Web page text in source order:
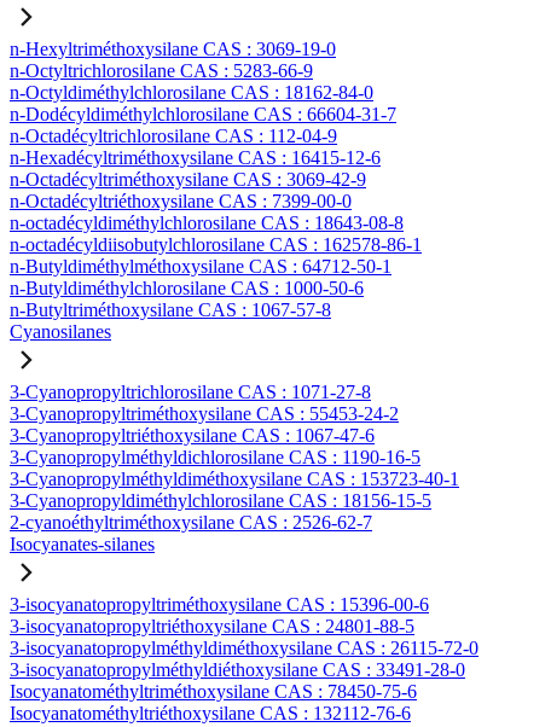
n-Hexyltriméthoxysilane CAS : 3069-19-0
n-Octyltrichlorosilane CAS : 5283-66-9
n-Octyldiméthylchlorosilane CAS : 18162-84-0
n-Dodécyldiméthylchlorosilane CAS : 66604-31-7
n-Octadécyltrichlorosilane CAS : 112-04-9
n-Hexadécyltriméthoxysilane CAS : 16415-12-6
n-Octadécyltriméthoxysilane CAS : 3069-42-9
n-Octadécyltriéthoxysilane CAS : 7399-00-0
n-octadécyldiméthylchlorosilane CAS : 18643-08-8
n-octadécyldiisobutylchlorosilane CAS : 162578-86-1
n-Butyldiméthylméthoxysilane CAS : 64712-50-1
n-Butyldiméthylchlorosilane CAS : 1000-50-6
n-Butyltriméthoxysilane CAS : 1067-57-8
Cyanosilanes
3-Cyanopropyltrichlorosilane CAS : 1071-27-8
3-Cyanopropyltriméthoxysilane CAS : 55453-24-2
3-Cyanopropyltriéthoxysilane CAS : 1067-47-6
3-Cyanopropylméthyldichlorosilane CAS : 1190-16-5
3-Cyanopropylméthyldiméthoxysilane CAS : 153723-40-1
3-Cyanopropyldiméthylchlorosilane CAS : 18156-15-5
2-cyanoéthyltriméthoxysilane CAS : 2526-62-7
Isocyanates-silanes
3-isocyanatopropyltriméthoxysilane CAS : 15396-00-6
3-isocyanatopropyltriéthoxysilane CAS : 24801-88-5
3-isocyanatopropylméthyldiméthoxysilane CAS : 26115-72-0
3-isocyanatopropylméthyldiéthoxysilane CAS : 33491-28-0
Isocyanatométhyltriméthoxysilane CAS : 78450-75-6
Isocyanatométhyltriéthoxysilane CAS : 132112-76-6